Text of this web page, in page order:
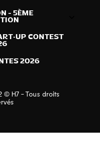
– 5ÈME
UP CONTEST
2026
© H7 - Tous droits